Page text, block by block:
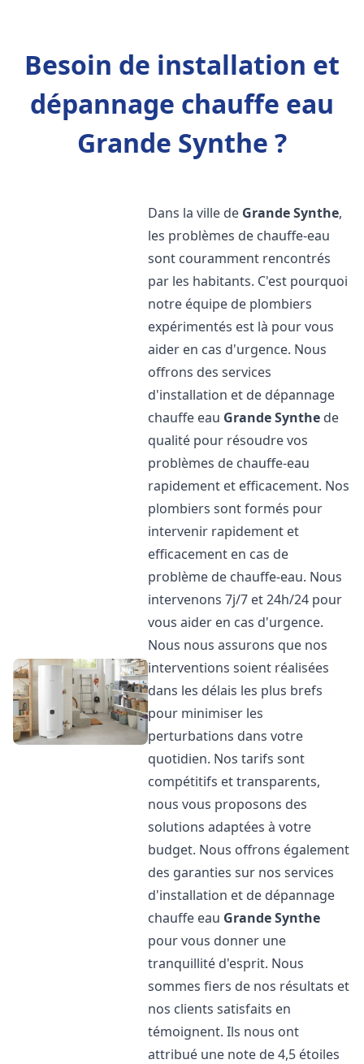
Besoin de installation et
dépannage chauffe eau
Grande Synthe ?
Dans la ville de Grande Synthe,
les problèmes de chauffe-eau
sont couramment rencontrés
par les habitants. C'est pourquoi
notre équipe de plombiers
expérimentés est là pour vous
aider en cas d'urgence. Nous
offrons des services
d'installation et de dépannage
chauffe eau Grande Synthe de
qualité pour résoudre vos
problèmes de chauffe-eau
rapidement et efficacement. Nos
plombiers sont formés pour
intervenir rapidement et
efficacement en cas de
problème de chauffe-eau. Nous
intervenons 7j/7 et 24h/24 pour
vous aider en cas d'urgence.
Nous nous assurons que nos
interventions soient réalisées
dans les délais les plus brefs
pour minimiser les
perturbations dans votre
quotidien. Nos tarifs sont
compétitifs et transparents,
nous vous proposons des
solutions adaptées à votre
budget. Nous offrons également
des garanties sur nos services
d'installation et de dépannage
chauffe eau Grande Synthe
pour vous donner une
tranquillité d'esprit. Nous
sommes fiers de nos résultats et
nos clients satisfaits en
témoignent. Ils nous ont
attribué une note de 4,5 étoiles